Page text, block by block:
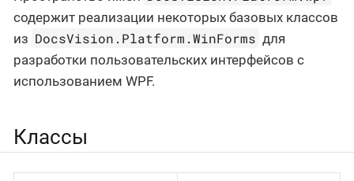
содержит реализации некоторых базовых классов
из DocsVision.Platform.WinForms для
разработки пользовательских интерфейсов с
использованием WPF.
Классы